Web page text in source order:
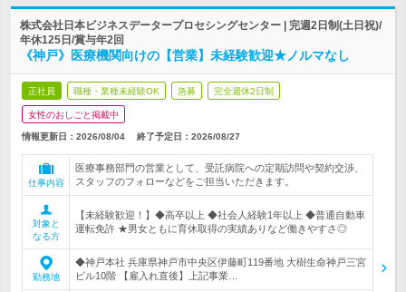
株式会社日本ビジネスデータープロセシングセンター | 完週2日制(土日祝)/
年休125日/賞与年2回
《神戸》医療機関向けの【営業】未経験歓迎★ノルマなし
正社員 職種・業種未経験OK 急募 完全週休2日制
女性のおしごと掲載中
情報更新日：2026/08/04 終了予定日： 2026/08/27
仕事内容
医療事務部門の営業として、受託病院への定期訪問や契約交渉、
スタッフのフォローなどをご担当いただきます。
対象と
なる方
【未経験歓迎！】◆高卒以上 ◆社会人経験1年以上 ◆普通自動車
運転免許 ★男女ともに育休取得の実績ありなど働きやすさ◎
勤務地
◆神戸本社 兵庫県神戸市中央区伊藤町119番地 大樹生命神戸三宮
ビル10階 【雇入れ直後】上記事業…